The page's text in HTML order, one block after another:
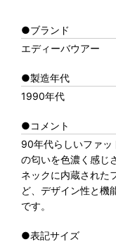
●ブランド
エディーバウアー
●製造年代
1990年代
●コメント
90年代らしいファッ
の匂いを色濃く感じ
ネックに内蔵された
ど、デザイン性と機
です。
●表記サイズ